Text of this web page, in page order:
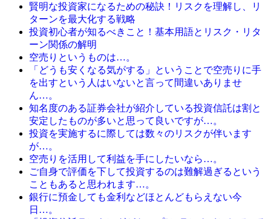
賢明な投資家になるための秘訣！リスクを理解し、リ
ターンを最大化する戦略
投資初心者が知るべきこと！基本用語とリスク・リタ
ーン関係の解明
空売りというものは…。
「どうも安くなる気がする」ということで空売りに手
を出すという人はいないと言って間違いありませ
ん…。
知名度のある証券会社が紹介している投資信託は割と
安定したものが多いと思って良いですが…。
投資を実施するに際しては数々のリスクが伴います
が…。
空売りを活用して利益を手にしたいなら…。
ご自身で評価を下して投資するのは難解過ぎるという
こともあると思われます…。
銀行に預金しても金利などほとんどもらえない今
日…。